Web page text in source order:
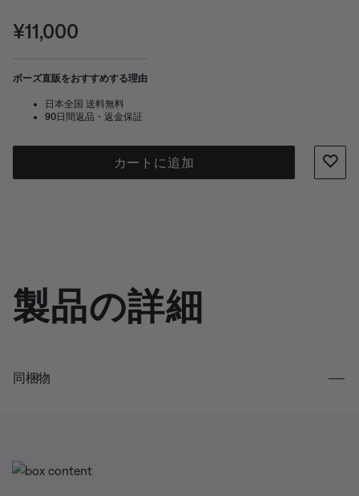
価格:
¥11,000
ボーズ直販をおすすめする理由
日本全国 送料無料
90日間返品・返金保証
カートに追加
製品の詳細
同梱物